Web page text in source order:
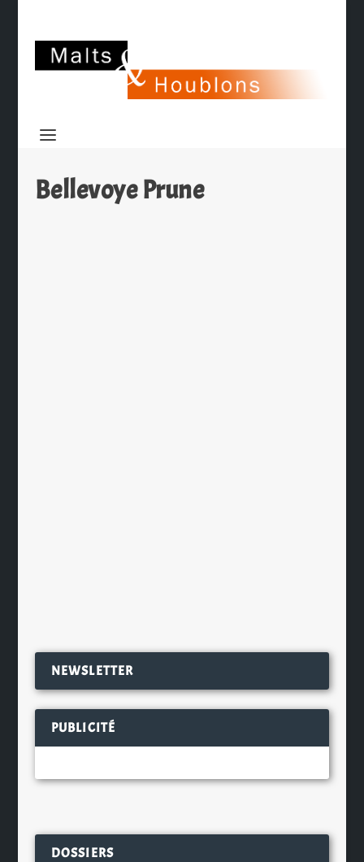
Bellevoye Prune
NEWSLETTER
PUBLICITÉ
DOSSIERS